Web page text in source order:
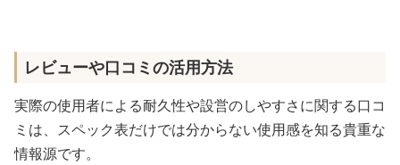
レビューや口コミの活用方法
実際の使用者による耐久性や設営のしやすさに関する口コ
ミは、スペック表だけでは分からない使用感を知る貴重な
情報源です。